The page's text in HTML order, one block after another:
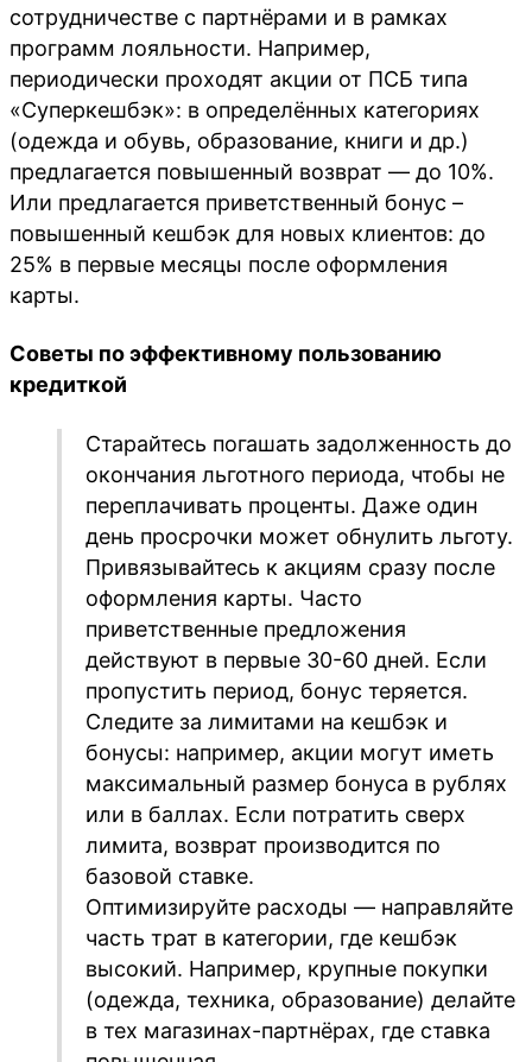
сотрудничестве с партнёрами и в рамках
программ лояльности. Например,
периодически проходят акции от ПСБ типа
«Суперкешбэк»: в определённых категориях
(одежда и обувь, образование, книги и др.)
предлагается повышенный возврат — до 10%.
Или предлагается приветственный бонус –
повышенный кешбэк для новых клиентов: до
25% в первые месяцы после оформления
карты.
Советы по эффективному пользованию
кредиткой
Старайтесь погашать задолженность до
окончания льготного периода, чтобы не
переплачивать проценты. Даже один
день просрочки может обнулить льготу.
Привязывайтесь к акциям сразу после
оформления карты. Часто
приветственные предложения
действуют в первые 30-60 дней. Если
пропустить период, бонус теряется.
Следите за лимитами на кешбэк и
бонусы: например, акции могут иметь
максимальный размер бонуса в рублях
или в баллах. Если потратить сверх
лимита, возврат производится по
базовой ставке.
Оптимизируйте расходы — направляйте
часть трат в категории, где кешбэк
высокий. Например, крупные покупки
(одежда, техника, образование) делайте
в тех магазинах-партнёрах, где ставка